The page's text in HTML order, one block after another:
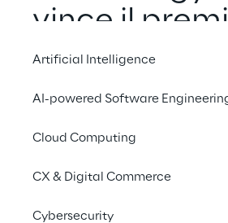
Artificial Intelligence
AI-powered Software
Cloud Computing
CX & Digital Commerce
Cybersecurity
vince il
Oracle
Awards 2024
Innovation
Condividi con un amico